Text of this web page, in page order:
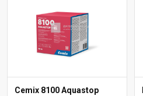
Cemix 8100 Aquastop